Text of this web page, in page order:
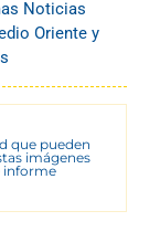
Noticias
Oriente y
que pueden
imágenes
informe